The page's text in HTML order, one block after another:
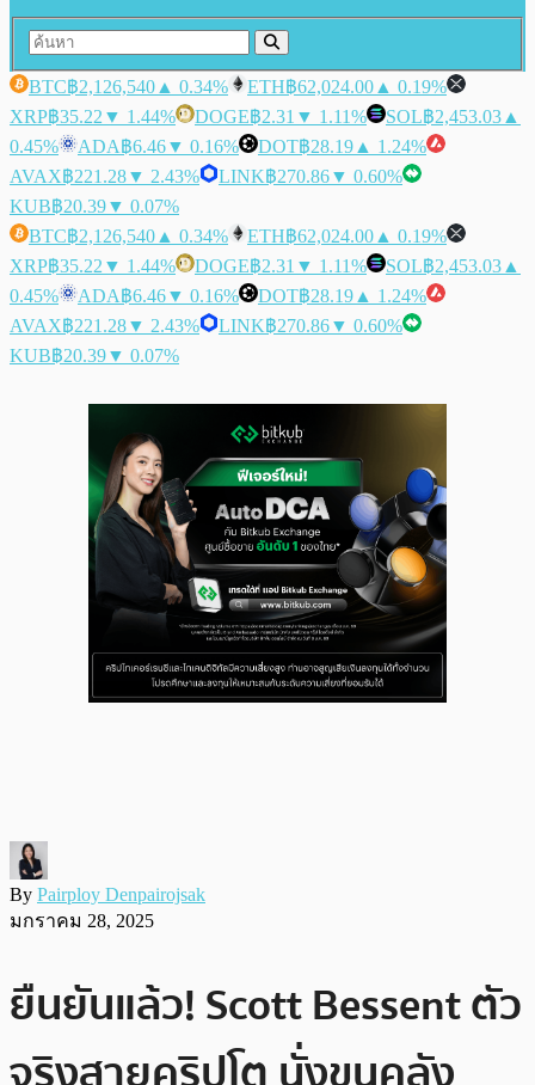
BTC฿2,126,540 ▲ 0.34% ETH฿62,024.00 ▲ 0.19%
XRP฿35.22 ▼ 1.44% DOGE฿2.31 ▼ 1.11% SOL฿2,453.03 ▲
0.45%
ADA฿6.46▼ 0.16% DOT฿28.19 ▲ 1.24%
AVAX฿221.28▼ 2.43% LINK฿270.86▼ 0.60%
KUB฿20.39▼ 0.07%
BTC฿2,126,540 ▲ 0.34% ETH฿62,024.00 ▲ 0.19%
XRP฿35.22 ▼ 1.44% DOGE฿2.31 ▼ 1.11% SOL฿2,453.03 ▲
0.45%
ADA฿6.46▼ 0.16% DOT฿28.19 ▲ 1.24%
AVAX฿221.28▼ 2.43% LINK฿270.86▼ 0.60%
KUB฿20.39▼ 0.07%
By Pairploy Denpairojsak
มกราคม 28, 2025
ยืนยันแล้ว! Scott Bessent ตัว